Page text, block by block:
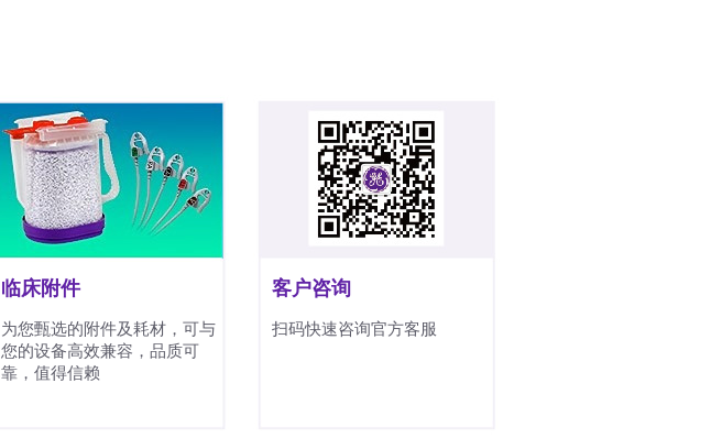
临床附件
为您甄选的附件及耗材，可与
您的设备高效兼容，品质可
靠，值得信赖
客户咨询
扫码快速咨询官方客服